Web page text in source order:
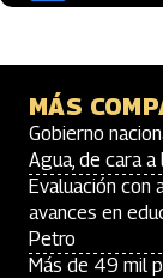
MÁS
Gobierno
Agua, de cara
Evaluación con
avances en
Petro
Más de 49 mil